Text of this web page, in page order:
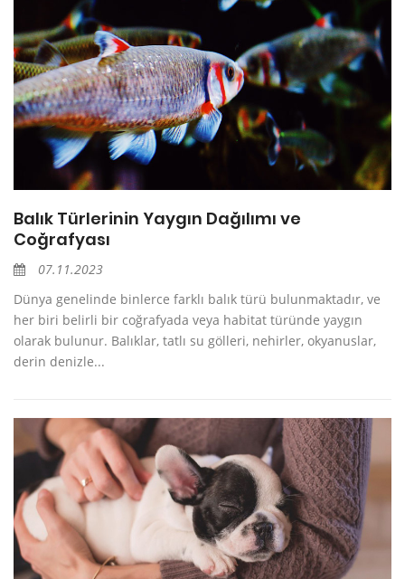
Balık Türlerinin Yaygın Dağılımı ve
Coğrafyası
07.11.2023
Dünya genelinde binlerce farklı balık türü bulunmaktadır, ve
her biri belirli bir coğrafyada veya habitat türünde yaygın
olarak bulunur. Balıklar, tatlı su gölleri, nehirler, okyanuslar,
derin denizle...